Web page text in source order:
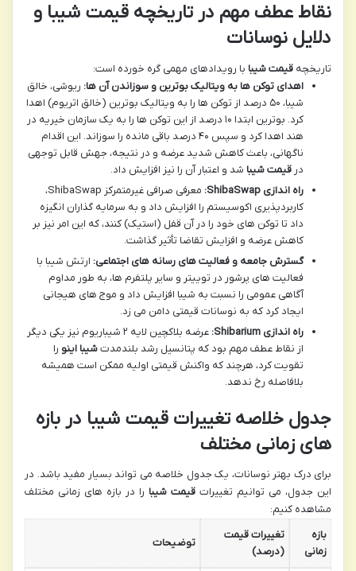
نقاط عطف مهم در تاریخچه قیمت شیبا و
دلایل نوسانات
تاریخچه قیمت شیبا با رویدادهای مهمی گره خورده است:
اهدای توکن ها به ویتالیک بوترین و سوزاندن آن ها: ریوشی، خالق
شیبا، ۵۰ درصد از توکن ها را به ویتالیک بوترین (خالق اتریوم) اهدا
کرد. بوترین ابتدا ۱۰ درصد از این توکن ها را به یک سازمان خیریه در
هند اهدا کرد و سپس ۴۰ درصد باقی مانده را سوزاند. این اقدام
ناگهانی، باعث کاهش شدید عرضه و در نتیجه، جهش قابل توجهی
در قیمت شیبا شد و اعتبار آن را نیز افزایش داد.
راه اندازی ShibaSwap:
معرفی صرافی غیرمتمرکز ShibaSwap،
کاربردپذیری اکوسیستم را افزایش داد و به سرمایه گذاران انگیزه
داد تا توکن های خود را در آن قفل (استیک) کنند، که این امر نیز بر
کاهش عرضه و افزایش تقاضا تأثیر گذاشت.
گسترش جامعه و فعالیت های رسانه های اجتماعی: ارتش شیبا با
فعالیت های پرشور در توییتر و سایر پلتفرم ها، به طور مداوم
آگاهی عمومی را نسبت به شیبا افزایش داد و موج های هیجانی
ایجاد کرد که به نوسانات قیمتی دامن می زد.
راه اندازی Shibarium:
عرضه بلاکچین لایه ۲ شیباریوم نیز یکی دیگر
از نقاط عطف مهم بود که پتانسیل رشد بلندمدتشیبا اینو را
تقویت کرد، هرچند که واکنش قیمتی اولیه ممکن است همیشه
بلافاصله رخ ندهد.
جدول خلاصه تغییرات قیمت شیبا در بازه
های زمانی مختلف
برای درک بهتر نوسانات، یک جدول خلاصه می تواند بسیار مفید باشد. در
این جدول، می توانیم تغییرات قیمت شیبا را در بازه های زمانی مختلف
مشاهده کنیم:
بازه
زمانی
تغییرات قیمت
(درصد)
توضیحات